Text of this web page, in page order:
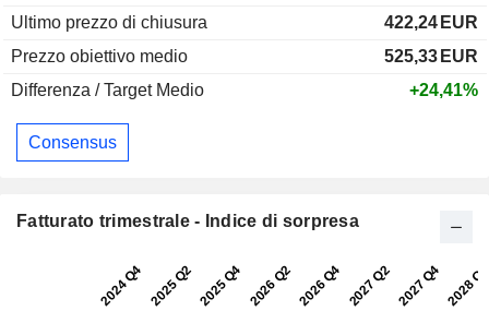
Ultimo prezzo di chiusura
422,24 EUR
Prezzo obiettivo medio
525,33 EUR
Differenza / Target Medio
+24,41%
Consensus
Fatturato trimestrale - Indice di sorpresa